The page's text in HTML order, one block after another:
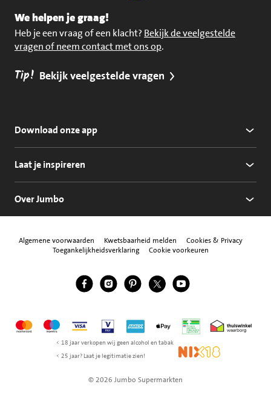
We helpen je graag!
Heb je een vraag of een klacht? Bekijk de veelgestelde
vragen of neem contact met ons op.
Tip! Bekijk veelgestelde vragen
Download onze app
Laat je inspireren
Over Jumbo
Algemene voorwaarden Kwetsbaarheid melden
Cookies & Privacy
Toegankelijkheidsverklaring
Cookie voorkeuren
Volg ons
Jumbo Facebook
Jumbo Instagram
Jumbo Pinterest
Jumbo Twitter
Jumbo YouTube
MastercardMaestroVisa Vpay American Express
Apple Pay Thuiswinkel
< 18 jaar verkopen wij geen alcohol en tabak
< 25 jaar? Laat je legitimatie zien!
NIX18
© 2026 Jumbo Supermarkten